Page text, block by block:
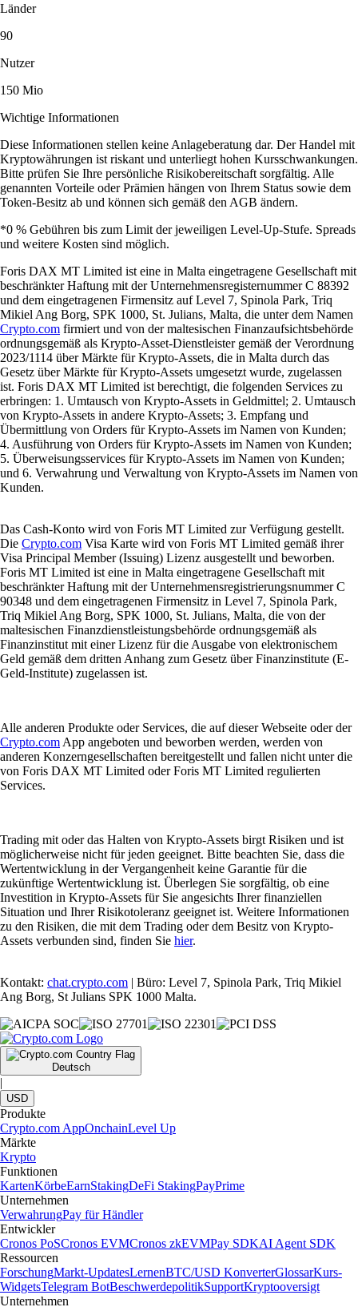
Länder
90
Nutzer
150 Mio
Wichtige Informationen
Diese Informationen stellen keine Anlageberatung dar. Der Handel mit
Kryptowährungen ist riskant und unterliegt hohen Kursschwankungen.
Bitte prüfen Sie Ihre persönliche Risikobereitschaft sorgfältig. Alle
genannten Vorteile oder Prämien hängen von Ihrem Status sowie dem
Token-Besitz ab und können sich gemäß den AGB ändern.
*0 % Gebühren bis zum Limit der jeweiligen Level-Up-Stufe. Spreads
und weitere Kosten sind möglich.
Foris DAX MT Limited ist eine in Malta eingetragene Gesellschaft mit
beschränkter Haftung mit der Unternehmensregisternummer C 88392
und dem eingetragenen Firmensitz auf Level 7, Spinola Park, Triq
Mikiel Ang Borg, SPK 1000, St. Julians, Malta, die unter dem Namen
Crypto.com firmiert und von der maltesischen Finanzaufsichtsbehörde
ordnungsgemäß als Krypto-Asset-Dienstleister gemäß der Verordnung
2023/1114 über Märkte für Krypto-Assets, die in Malta durch das
Gesetz über Märkte für Krypto-Assets umgesetzt wurde, zugelassen
ist. Foris DAX MT Limited ist berechtigt, die folgenden Services zu
erbringen: 1. Umtausch von Krypto-Assets in Geldmittel; 2. Umtausch
von Krypto-Assets in andere Krypto-Assets; 3. Empfang und
Übermittlung von Orders für Krypto-Assets im Namen von Kunden;
4. Ausführung von Orders für Krypto-Assets im Namen von Kunden;
5. Überweisungsservices für Krypto-Assets im Namen von Kunden;
und 6. Verwahrung und Verwaltung von Krypto-Assets im Namen von
Kunden.
Das Cash-Konto wird von Foris MT Limited zur Verfügung gestellt.
Die Crypto.com Visa Karte wird von Foris MT Limited gemäß ihrer
Visa Principal Member (Issuing) Lizenz ausgestellt und beworben.
Foris MT Limited ist eine in Malta eingetragene Gesellschaft mit
beschränkter Haftung mit der Unternehmensregistrierungsnummer C
90348 und dem eingetragenen Firmensitz in Level 7, Spinola Park,
Triq Mikiel Ang Borg, SPK 1000, St. Julians, Malta, die von der
maltesischen Finanzdienstleistungsbehörde ordnungsgemäß als
Finanzinstitut mit einer Lizenz für die Ausgabe von elektronischem
Geld gemäß dem dritten Anhang zum Gesetz über Finanzinstitute (E-
Geld-Institute) zugelassen ist.
Alle anderen Produkte oder Services, die auf dieser Webseite oder der
Crypto.com App angeboten und beworben werden, werden von
anderen Konzerngesellschaften bereitgestellt und fallen nicht unter die
von Foris DAX MT Limited oder Foris MT Limited regulierten
Services.
Trading mit oder das Halten von Krypto-Assets birgt Risiken und ist
möglicherweise nicht für jeden geeignet. Bitte beachten Sie, dass die
Wertentwicklung in der Vergangenheit keine Garantie für die
zukünftige Wertentwicklung ist. Überlegen Sie sorgfältig, ob eine
Investition in Krypto-Assets für Sie angesichts Ihrer finanziellen
Situation und Ihrer Risikotoleranz geeignet ist. Weitere Informationen
zu den Risiken, die mit dem Trading oder dem Besitz von Krypto-
Assets verbunden sind, finden Sie hier.
Kontakt: chat.crypto.com | Büro: Level 7, Spinola Park, Triq Mikiel
Ang Borg, St Julians SPK 1000 Malta.
Deutsch
|
USD
Produkte
Crypto.com AppOnchainLevel Up
Märkte
Krypto
Funktionen
KartenKörbeEarnStakingDeFi StakingPayPrime
Unternehmen
VerwahrungPay für Händler
Entwickler
Cronos PoSCronos EVMCronos zkEVMPay SDKAI Agent SDK
Ressourcen
ForschungMarkt-UpdatesLernenBTC/USD KonverterGlossarKurs-
WidgetsTelegram BotBeschwerdepolitikSupportKryptooversigt
Unternehmen